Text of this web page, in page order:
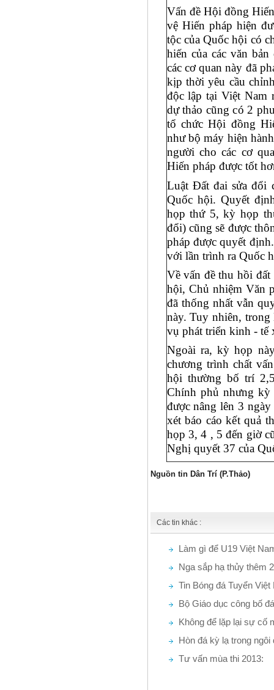
Vấn đề Hội đồng
vệ Hiến pháp hiện
tộc của Quốc hội có
hiến của các văn
các cơ quan này đã
kịp thời yêu cầu
độc lập tại Việt Nam
dự thảo cũng có 2
tổ chức Hội đồng
như bộ máy hiện
người cho các cơ
Hiến pháp được tốt
Luật Đất đai sửa đổi
Quốc hội. Quyết
họp thứ 5, kỳ họp
đổi) cũng sẽ được
pháp được quyết
với lần trình ra Quốc
Về vấn đề thu hồi
hội, Chủ nhiệm Văn
đã thống nhất vẫn
này. Tuy nhiên,
vụ phát triển kinh - tế
Ngoài ra, kỳ họp
chương trình chất
hội thường bố trí
Chính phủ nhưng kỳ
được nâng lên 3
xét báo cáo kết quả
họp 3, 4 , 5 đến giờ
Nghị quyết 37 của
Nguồn tin Dân Trí (P.Thảo)
Các tin khác :
Làm gì để U19 Việt
Nga sắp hạ thủy thêm
Tin Bóng đá Tuyển
Bộ Giáo dục công bố
Không để lặp lại sự cố
(27/5/2013)
Hòn đá kỳ lạ trong
Tư vấn mùa thi 2013: